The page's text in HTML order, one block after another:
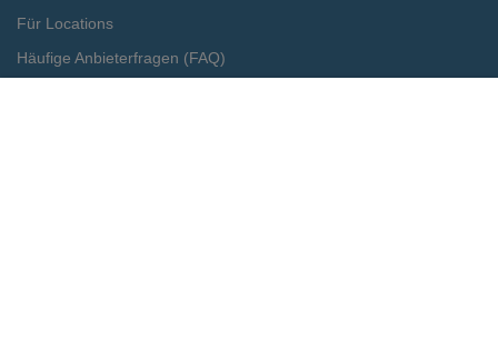
Für Locations
Häufige Anbieterfragen (FAQ)